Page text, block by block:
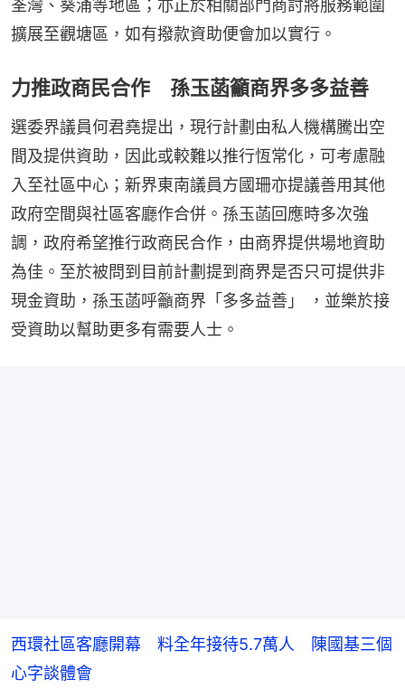
荃灣、葵涌等地區；亦正於相關部門商討將服務範圍
擴展至觀塘區，如有撥款資助便會加以實行。
力推政商民合作 孫玉菡籲商界多多益善
選委界議員何君堯提出，現行計劃由私人機構騰出空
間及提供資助，因此或較難以推行恆常化，可考慮融
入至社區中心；新界東南議員方國珊亦提議善用其他
政府空間與社區客廳作合併。孫玉菡回應時多次強
調，政府希望推行政商民合作，由商界提供場地資助
為佳。至於被問到目前計劃提到商界是否只可提供非
現金資助，孫玉菡呼籲商界「多多益善」 ，並樂於接
受資助以幫助更多有需要人士。
西環社區客廳開幕 料全年接待5.7萬人 陳國基三個
心字談體會